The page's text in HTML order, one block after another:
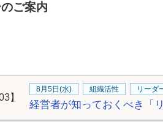
ご案内
】
8月5日(水) 組織活性 リーダ
経営者が知っておくべき「